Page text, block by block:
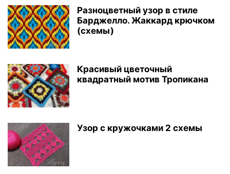
Разноцветный узор в стиле
Барджелло. Жаккард крючком
(схемы)
Красивый цветочный
квадратный мотив Тропикана
Узор с кружочками 2 схемы